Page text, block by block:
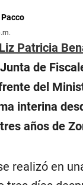
Liz Patricia
de
del
interina
años de
realizó en